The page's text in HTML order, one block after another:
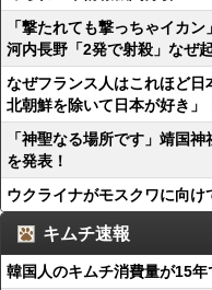
「撃たれても撃っちゃイカ
河内長野「2発で射殺」なぜ
なぜフランス人はこれほど
北朝鮮を除いて日本が好き」
「神聖なる場所です」靖国
を発表！
ウクライナがモスクワに向け
キムチ速報
韓国人のキムチ消費量が15